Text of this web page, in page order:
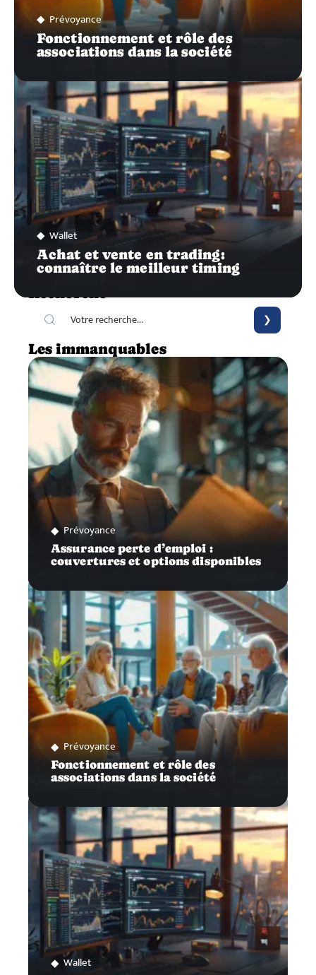
Prévoyance
Fonctionnement et rôle des
associations dans la société
Wallet
Achat et vente en trading:
connaître le meilleur timing
Recherche
Les immanquables
Prévoyance
Assurance perte d’emploi :
couvertures et options disponibles
Prévoyance
Fonctionnement et rôle des
associations dans la société
Wallet